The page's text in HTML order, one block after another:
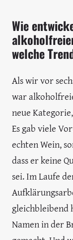
Wie
welche
Als wir vor
war
neue
Es gab viele
echten Wein,
dass er keine
sei. Im Laufe
gleichbleibend
Namen in der